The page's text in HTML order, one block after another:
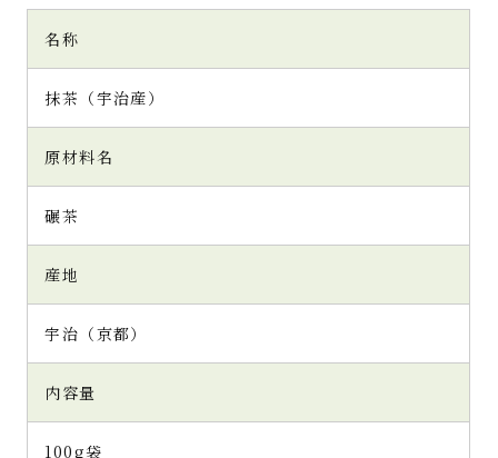
名称
抹茶（宇治産）
原材料名
碾茶
産地
宇治（京都）
内容量
100g袋